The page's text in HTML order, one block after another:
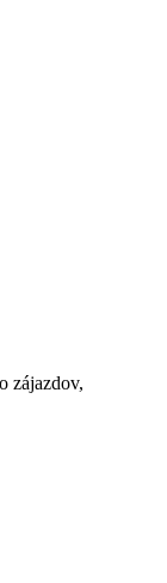
zájazdov,